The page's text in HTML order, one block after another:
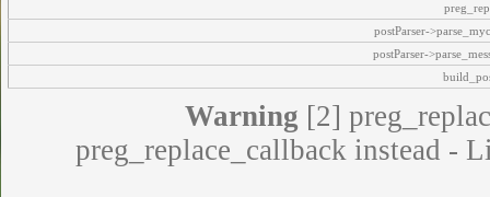
postParser-
postParser-
Warning [2]
preg_replace_callback instead -